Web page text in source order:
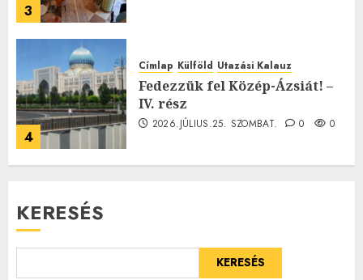
3
4
Címlap Külföld Utazási Kalauz
Fedezzük fel Közép-Ázsiát! –
IV. rész
2026.JÚLIUS.25. SZOMBAT. 0 0
KERESÉS
KERESÉS